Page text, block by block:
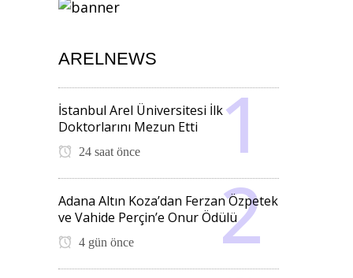
ARELNEWS
İstanbul Arel Üniversitesi İlk
Doktorlarını Mezun Etti
24 saat önce
Adana Altın Koza’dan Ferzan Özpetek
ve Vahide Perçin’e Onur Ödülü
4 gün önce